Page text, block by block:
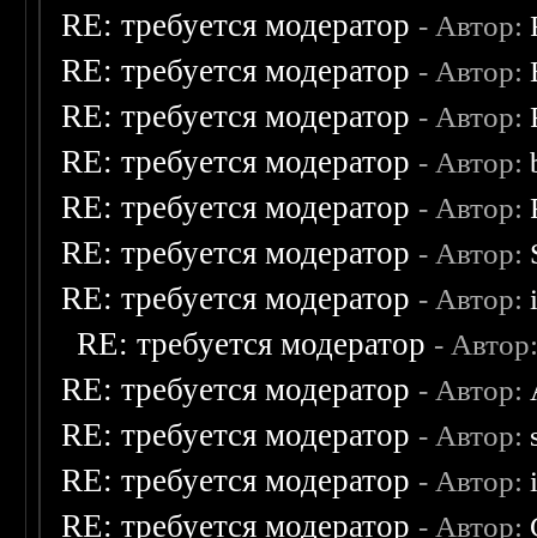
RE: требуется модератор - Автор:
RE: требуется модератор - Автор:
RE: требуется модератор - Автор:
RE: требуется модератор - Автор:
RE: требуется модератор - Автор:
RE: требуется модератор - Автор:
RE: требуется модератор - Автор:
RE: требуется модератор -
RE: требуется модератор - Автор:
RE: требуется модератор - Автор:
RE: требуется модератор - Автор:
RE: требуется модератор - Автор: